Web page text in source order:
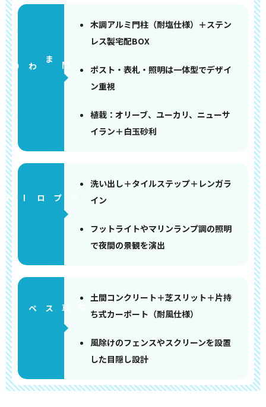
門まわり
木調アルミ門柱（耐塩仕様）＋ステン
レス製宅配BOX
ポスト・表札・照明は一体型でデザイ
ン重視
植栽：オリーブ、ユーカリ、ニューサ
イラン＋白玉砂利
アプローチ
洗い出し＋タイルステップ＋レンガラ
イン
フットライトやマリンランプ調の照明
で夜間の景観を演出
土間コンクリート＋芝スリット＋片持
ち式カーポート（耐風仕様）
風除けのフェンスやスクリーンを設置
した目隠し設計